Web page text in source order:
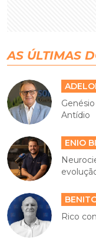
AS ÚLTIMAS
Antídio
ENIO
Rico